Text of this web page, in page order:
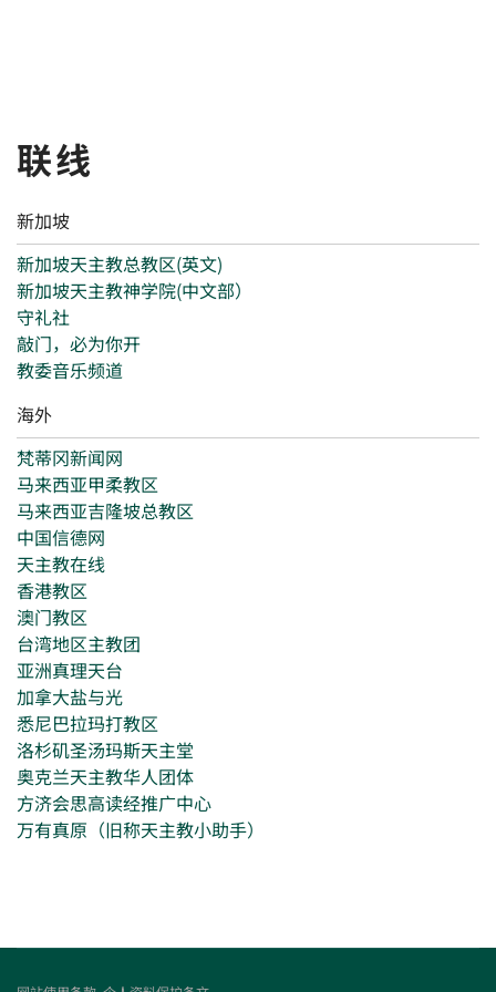
联线
新加坡
新加坡天主教总教区(英文)
新加坡天主教神学院(中文部）
守礼社
敲门，必为你开
教委音乐频道
海外
梵蒂冈新闻网
马来西亚甲柔教区
马来西亚吉隆坡总教区
中国信德网
天主教在线
香港教区
澳门教区
台湾地区主教团
亚洲真理天台
加拿大盐与光
悉尼巴拉玛打教区
洛杉矶圣汤玛斯天主堂
奥克兰天主教华人团体
方济会思高读经推广中心
万有真原（旧称天主教小助手）